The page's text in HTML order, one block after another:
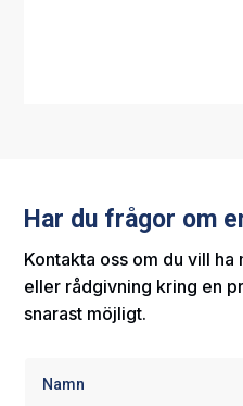
Har du frågor om
Kontakta oss om du vill
eller rådgivning kring en
snarast möjligt.